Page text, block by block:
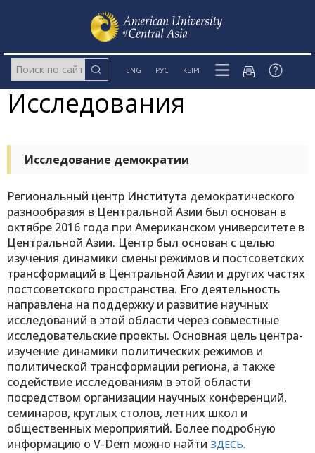
ENG РУС КЫРГ
Исследования
Исследование демократии
Региональный центр Института демократического
разнообразия в Центральной Азии был основан в
октябре 2016 года при Американском университете в
Центральной Азии. Центр был основан с целью
изучения динамики смены режимов и постсоветских
трансформаций в Центральной Азии и других частях
постсоветского пространства. Его деятельность
направлена на поддержку и развитие научных
исследований в этой области через совместные
исследовательские проекты. Основная цель центра-
изучение динамики политических режимов и
политической трансформации региона, а также
содействие исследованиям в этой области
посредством организации научных конференций,
семинаров, круглых столов, летних школ и
общественных мероприятий. Более подробную
информацию о V-Dem можно найти ЗДЕСЬ.